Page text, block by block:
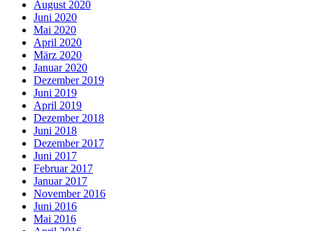
August 2020
Juni 2020
Mai 2020
April 2020
März 2020
Januar 2020
Dezember 2019
Juni 2019
April 2019
Dezember 2018
Juni 2018
Dezember 2017
Juni 2017
Februar 2017
Januar 2017
November 2016
Juni 2016
Mai 2016